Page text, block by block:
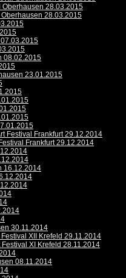
Oberhausen 28.03.2015
28.03.2015
08.02.2015
23.01.2015
Festival Frankfurt 29.12.2014
Frankfurt 29.12.2014
16.12.2014
30.11.2014
XII Krefeld 29.11.2014
XI Krefeld 28.11.2014
08.11.2014